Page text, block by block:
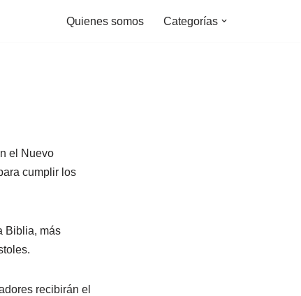
Quienes somos Categorías
el Nuevo
cumplir los
Biblia, más
recibirán el